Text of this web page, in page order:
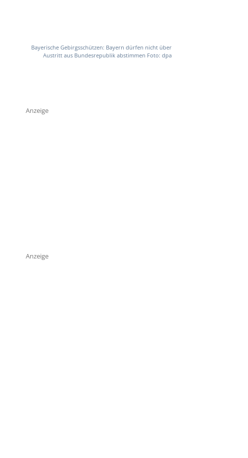
Bayerische Gebirgsschützen: Bayern dürfen nicht über
Austritt aus Bundesrepublik abstimmen Foto: dpa
Anzeige
Anzeige